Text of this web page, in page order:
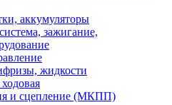
аккумуляторы
зажигание,
жидкости
и сцепление (МКПП)